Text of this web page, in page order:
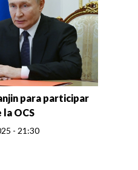
para participar
la OCS
- 21:30